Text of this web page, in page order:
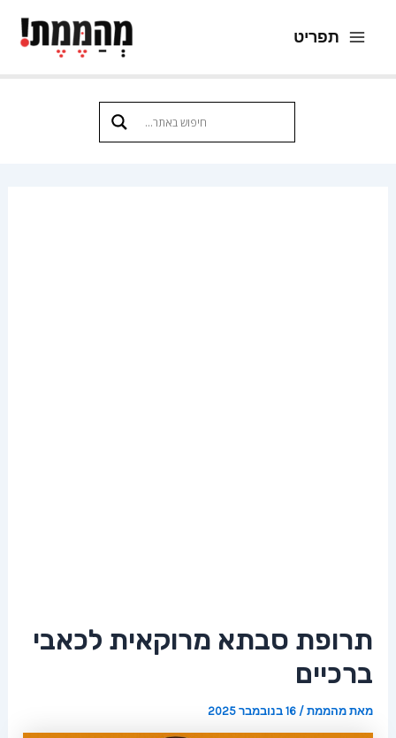
לתוכן
תפריט
תרופת סבתא מרוקאית לכאבי
ברכיים
מאתמהממת/16 בנובמבר 2025